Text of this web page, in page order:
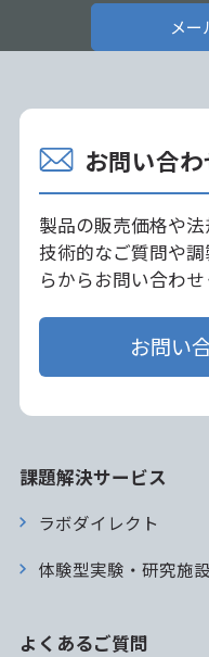
メー
お問い合わ
製品の販売価格や法
技術的なご質問や
らからお問い合わせ
お問い
課題解決サービス
ラボダイレクト
体験型実験・研究施
よくあるご質問